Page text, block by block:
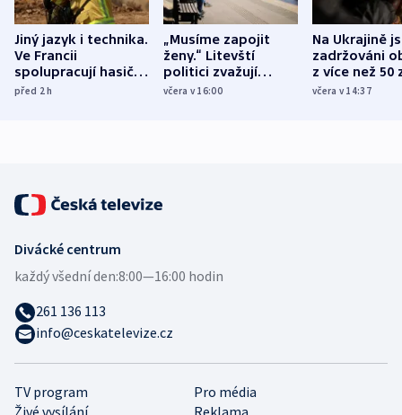
Jiný jazyk i technika.
Ve Francii
spolupracují hasiči z
různých zemí
před 2h
„Musíme zapojit
ženy.“ Litevští
politici zvažují
dohodu o
včera v 16:00
Na Ukrajině
zadržováni
z více než 50
Bojovali na
včera v 14:37
TV program
Pro média
Živé vysílání
Reklama
Divácké centrum
každý všední den:8:00—16:00 hodin
261 136 113
info@ceskatelevize.cz